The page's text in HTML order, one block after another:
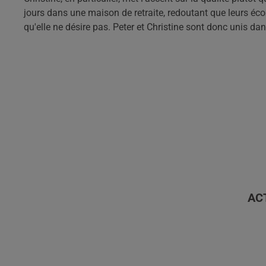
jours dans une maison de retraite, redoutant que leurs
qu'elle ne désire pas. Peter et Christine sont donc unis